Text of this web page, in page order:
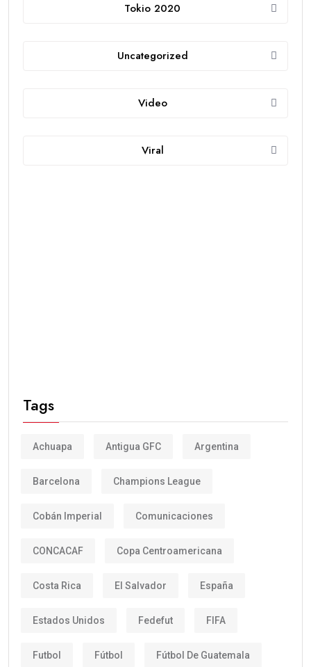
Tokio 2020
Uncategorized
Video
Viral
Tags
Achuapa Antigua GFC Argentina
Barcelona Champions League
Cobán Imperial Comunicaciones
CONCACAF Copa Centroamericana
Costa Rica El Salvador España
Estados Unidos Fedefut FIFA
Futbol Fútbol Fútbol De Guatemala